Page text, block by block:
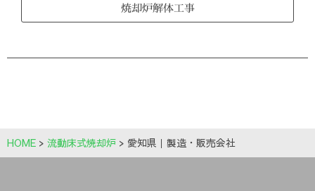
焼却炉解体工事
HOME > 流動床式焼却炉 > 愛知県｜製造・販売会社